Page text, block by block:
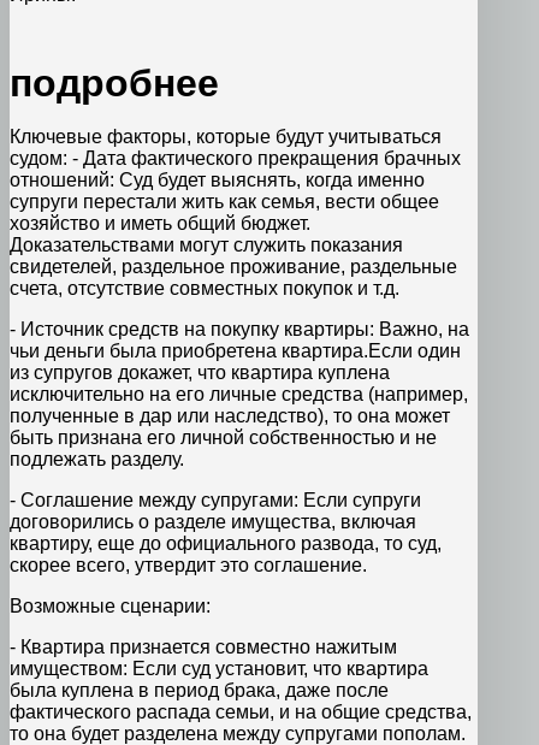
подробнее
Ключевые факторы, которые будут учитываться
судом: - Дата фактического прекращения брачных
отношений: Суд будет выяснять, когда именно
супруги перестали жить как семья, вести общее
хозяйство и иметь общий бюджет.
Доказательствами могут служить показания
свидетелей, раздельное проживание, раздельные
счета, отсутствие совместных покупок и т.д.
- Источник средств на покупку квартиры: Важно, на
чьи деньги была приобретена квартира.Если один
из супругов докажет, что квартира куплена
исключительно на его личные средства (например,
полученные в дар или наследство), то она может
быть признана его личной собственностью и не
подлежать разделу.
- Соглашение между супругами: Если супруги
договорились о разделе имущества, включая
квартиру, еще до официального развода, то суд,
скорее всего, утвердит это соглашение.
Возможные сценарии:
- Квартира признается совместно нажитым
имуществом: Если суд установит, что квартира
была куплена в период брака, даже после
фактического распада семьи, и на общие средства,
то она будет разделена между супругами пополам.